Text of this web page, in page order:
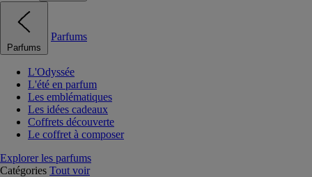
Parfums
Parfums
L'Odyssée
L'été en parfum
Les emblématiques
Les idées cadeaux
Coffrets découverte
Le coffret à composer
Explorer les parfums
Catégories Tout voir